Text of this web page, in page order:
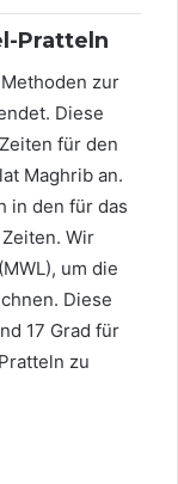
Pratteln
zur
Diese
für den
Maghrib an.
in den für das
Wir
um die
Diese
17 Grad für
zu